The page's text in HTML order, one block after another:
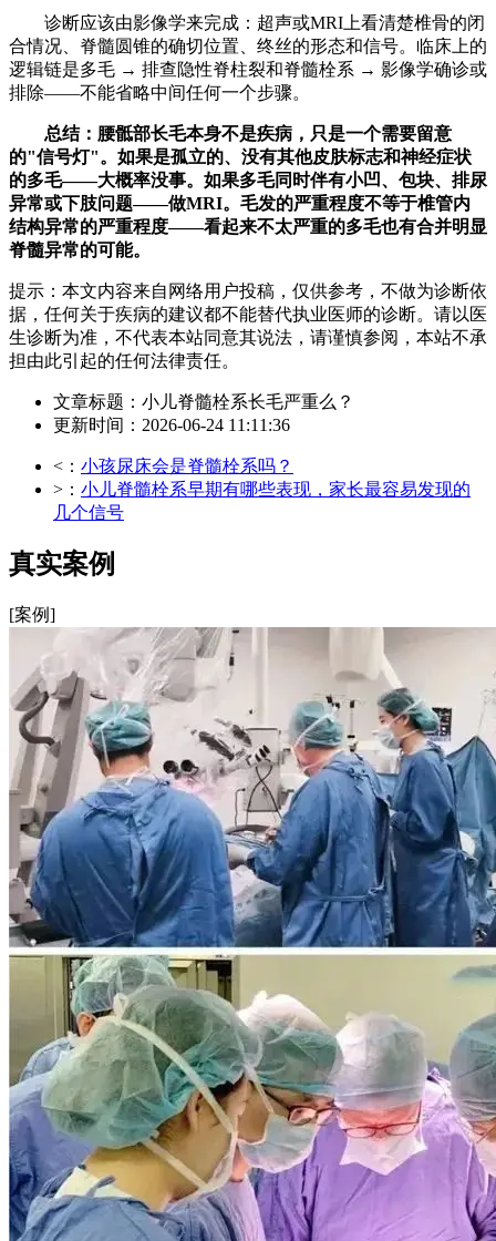
诊断应该由影像学来完成：超声或MRI上看清楚椎骨的闭
合情况、脊髓圆锥的确切位置、终丝的形态和信号。临床上的
逻辑链是多毛 → 排查隐性脊柱裂和脊髓栓系 → 影像学确诊或
排除——不能省略中间任何一个步骤。
总结：腰骶部长毛本身不是疾病，只是一个需要留意
的"信号灯"。如果是孤立的、没有其他皮肤标志和神经症状
的多毛——大概率没事。如果多毛同时伴有小凹、包块、排尿
异常或下肢问题——做MRI。毛发的严重程度不等于椎管内
结构异常的严重程度——看起来不太严重的多毛也有合并明显
脊髓异常的可能。
提示：本文内容来自网络用户投稿，仅供参考，不做为诊断依
据，任何关于疾病的建议都不能替代执业医师的诊断。请以医
生诊断为准，不代表本站同意其说法，请谨慎参阅，本站不承
担由此引起的任何法律责任。
文章标题：小儿脊髓栓系长毛严重么？
更新时间：2026-06-24 11:11:36
<： 小孩尿床会是脊髓栓系吗？
>： 小儿脊髓栓系早期有哪些表现，家长最容易发现的
几个信号
真实案例
[案例]